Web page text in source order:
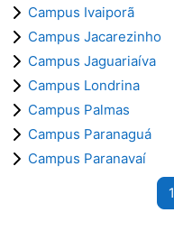
Campus Ivaiporã
Campus Jacarezinho
Campus Jaguariaíva
Campus Londrina
Campus Palmas
Campus Paranaguá
Campus Paranavaí
1